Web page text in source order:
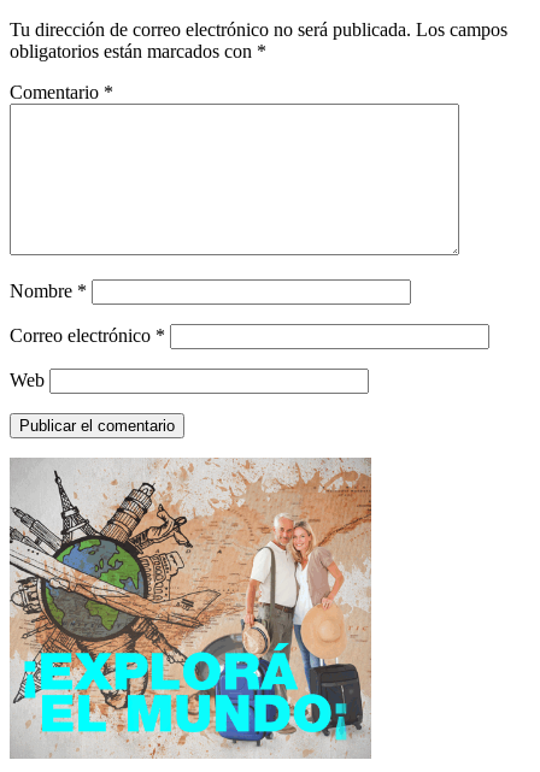
Tu dirección de correo electrónico no será publicada. Los campos
obligatorios están marcados con *
Comentario *
Nombre *
Correo electrónico *
Web